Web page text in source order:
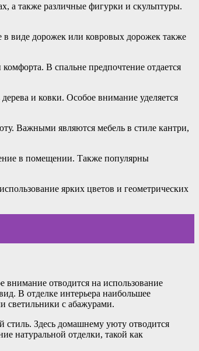
а также различные фигурки и скульптуры.
в виде дорожек или ковровых дорожек также
В спальне предпочтение отдается
и ковки. Особое внимание уделяется
Важными являются мебель в стиле кантри,
в помещении. Также популярны
ярких цветов и геометрических
отводится на использование
В отделке интерьера наибольшее
светильники с абажурами.
стиль. Здесь домашнему уюту отводится
натуральной отделки, такой как